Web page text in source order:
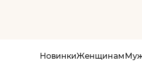
НовинкиЖенщинам